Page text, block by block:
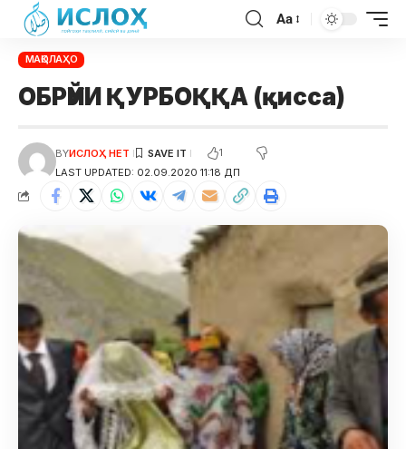
Aa
МАҚОЛАҲО
ОБРӮЙИ ҚУРБОҚҚА (қисса)
LAST UPDATED: 02.09.2020 11:18 ДП
BYИСЛОҲ НЕТ 1